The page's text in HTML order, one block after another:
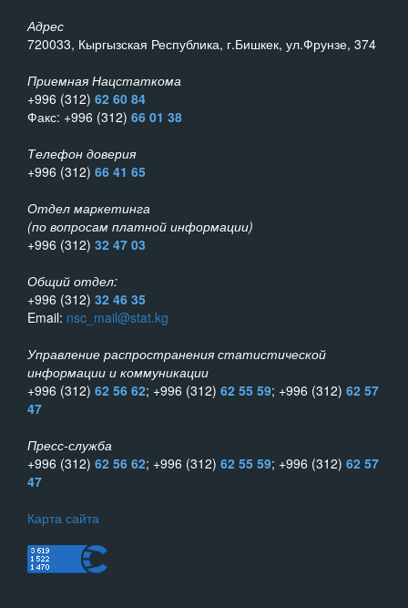
Адрес
720033, Кыргызская Республика, г.Бишкек, ул.Фрунзе, 374
Приемная Нацстаткома
+996 (312) 62 60 84
Факс: +996 (312) 66 01 38
Телефон доверия
+996 (312) 66 41 65
Отдел маркетинга
(по вопросам платной информации)
+996 (312) 32 47 03
Общий отдел:
+996 (312) 32 46 35
Email: nsc_mail@stat.kg
Управление распространения статистической
информации и коммуникации
+996 (312) 62 56 62; +996 (312) 62 55 59; +996 (312) 62 57
47
Пресс-служба
+996 (312) 62 56 62; +996 (312) 62 55 59; +996 (312) 62 57
47
Карта сайта